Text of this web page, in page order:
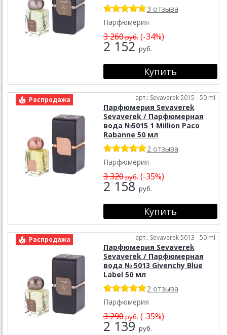
3 отзыва
Парфюмерия
3 260руб.(-34%)
2 152 руб.
Распродажа арт.: Sevaverek 5015 - 50 ml
Парфюмерия Sevaverek
Sevaverek / Парфюмерная
вода №5015 1 Million Paco
Rabanne 50 мл
2 отзыва
Парфюмерия
3 320руб.(-35%)
2 158 руб.
Распродажа арт.: Sevaverek 5013 - 50 ml
Парфюмерия Sevaverek
Sevaverek / Парфюмерная
вода № 5013 Givenchy Blue
Label 50 мл
2 отзыва
Парфюмерия
3 290руб.(-35%)
2 139 руб.